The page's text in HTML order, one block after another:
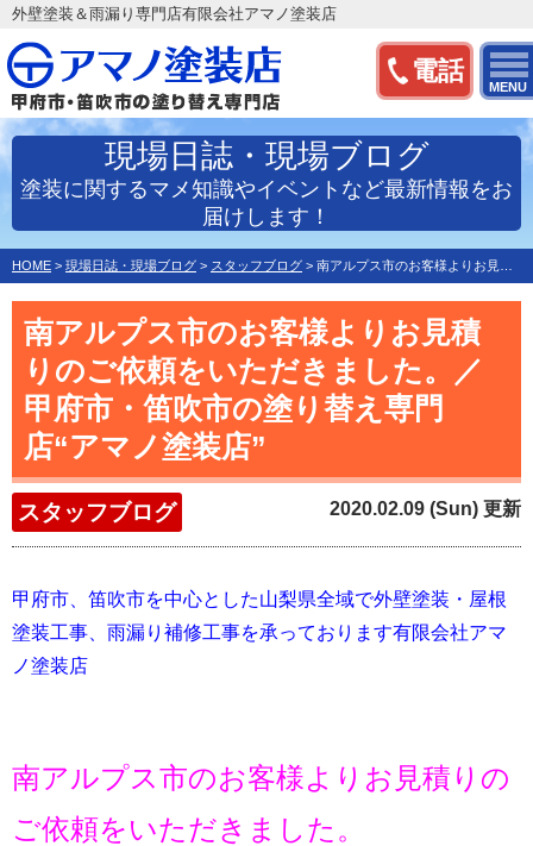
電話
MENU
外壁塗装＆雨漏り専門店有限会社アマノ塗装店
現場日誌・現場ブログ
塗装に関するマメ知識やイベントなど最新情報をお
届けします！
HOME > 現場日誌・現場ブログ > スタッフブログ > 南アルプス市のお客様よりお見積りのご依頼をいただきました。…
南アルプス市のお客様よりお見積
りのご依頼をいただきました。／
甲府市・笛吹市の塗り替え専門
店“アマノ塗装店”
スタッフブログ 2020.02.09 (Sun) 更新
甲府市、笛吹市を中心とした山梨県全域で外壁塗装・屋根
塗装工事、雨漏り補修工事を承っております有限会社アマ
ノ塗装店
南アルプス市のお客様よりお見積りの
ご依頼をいただきました。